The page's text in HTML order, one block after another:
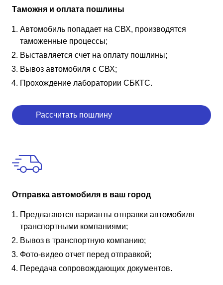
Таможня и оплата пошлины
Автомобиль попадает на СВХ, производятся
таможенные процессы;
Выставляется счет на оплату пошлины;
Вывоз автомобиля с СВХ;
Прохождение лаборатории СБКТС.
Рассчитать пошлину
Отправка автомобиля в ваш город
Предлагаются варианты отправки автомобиля
транспортными компаниями;
Вывоз в транспортную компанию;
Фото-видео отчет перед отправкой;
Передача сопровождающих документов.